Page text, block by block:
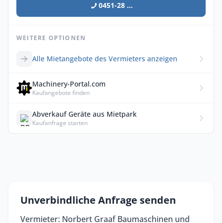
0451-28 ...
WEITERE OPTIONEN
Alle Mietangebote des Vermieters anzeigen
Machinery-Portal.com
Kaufangebote finden
Abverkauf Geräte aus Mietpark
Kaufanfrage starten
Unverbindliche Anfrage senden
Vermieter: Norbert Graaf Baumaschinen und